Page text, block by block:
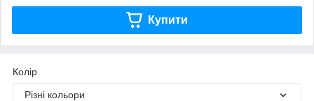
Купити
Колір
Різні кольори